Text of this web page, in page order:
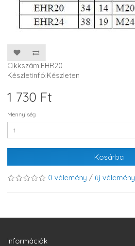
Cikkszám:EHR20
Készletinfó:Készleten
1 730 Ft
Mennyiség
Kosárba
0 vélemény / új vélemény
Információk